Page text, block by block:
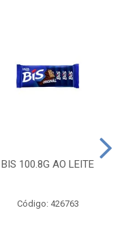
BIS 100.8G AO LEITE
Código: 426763